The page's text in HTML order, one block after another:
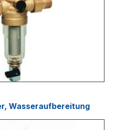
Wasseraufbereitung